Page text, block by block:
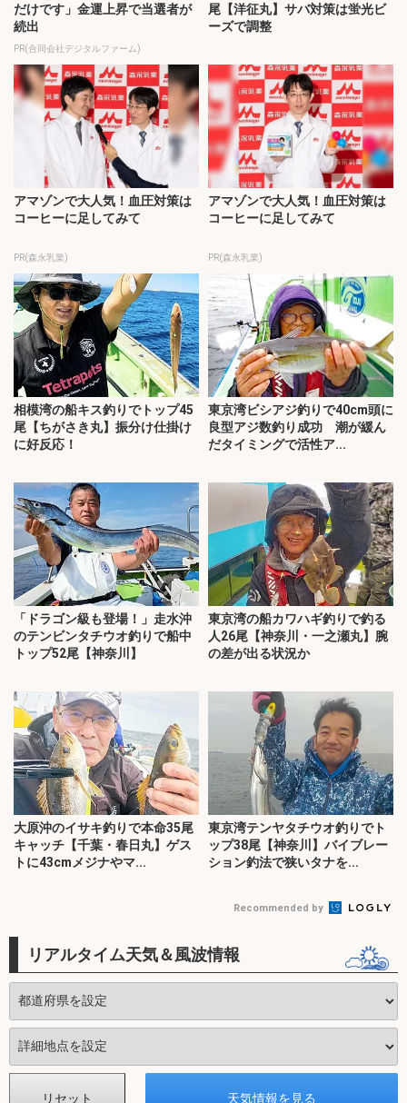
だけです」金運上昇で当選者が
続出
PR(合同会社デジタルファーム)
尾【洋征丸】サバ対策は蛍光ビ
ーズで調整
アマゾンで大人気！血圧対策は
コーヒーに足してみて
PR(森永乳業)
アマゾンで大人気！血圧対策は
コーヒーに足してみて
PR(森永乳業)
相模湾の船キス釣りでトップ45
尾【ちがさき丸】振分け仕掛け
に好反応！
東京湾ビシアジ釣りで40cm頭に
良型アジ数釣り成功 潮が緩ん
だタイミングで活性ア...
「ドラゴン級も登場！」走水沖
のテンビンタチウオ釣りで船中
トップ52尾【神奈川】
東京湾の船カワハギ釣りで釣る
人26尾【神奈川・一之瀬丸】腕
の差が出る状況か
大原沖のイサキ釣りで本命35尾
キャッチ【千葉・春日丸】ゲス
トに43cmメジナやマ...
東京湾テンヤタチウオ釣りでト
ップ38尾【神奈川】バイブレー
ション釣法で狭いタナを...
Recommended by
リアルタイム天気＆風波情報